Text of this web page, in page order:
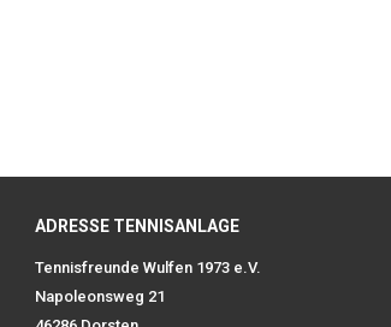
ADRESSE TENNISANLAGE
Tennisfreunde Wulfen 1973 e.V.
Napoleonsweg 21